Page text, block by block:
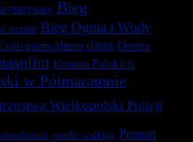
Bieg
terenie Bieg Ognia i Wody
Altum dieta Domix
Korona Polskich
w Półmaratonie
Wielkopolski Policji
nordic walking Poznań